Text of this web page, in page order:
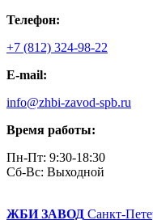
Телефон:
+7 (812) 324-98-22
E-mail:
info@zhbi-zavod-spb.ru
Время работы:
Пн-Пт: 9:30-18:30
Cб-Вс: Выходной
ЖБИ ЗАВОД Санкт-